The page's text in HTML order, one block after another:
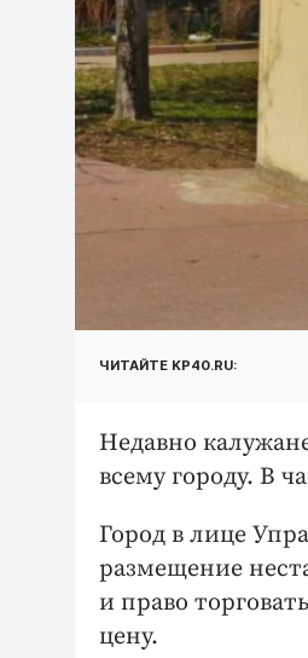
ЧИТАЙТЕ KP40.RU:
Недавно
всему городу. В
Город в лице
размещение
и право
цену.